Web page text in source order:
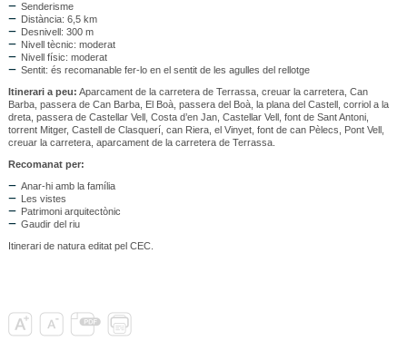
Senderisme
Distància: 6,5 km
Desnivell: 300 m
Nivell tècnic: moderat
Nivell físic: moderat
Sentit: és recomanable fer-lo en el sentit de les agulles del rellotge
Itinerari a peu: Aparcament de la carretera de Terrassa, creuar la carretera, Can
Barba, passera de Can Barba, El Boà, passera del Boà, la plana del Castell, corriol a la
dreta, passera de Castellar Vell, Costa d’en Jan, Castellar Vell, font de Sant Antoni,
torrent Mitger, Castell de Clasquerí, can Riera, el Vinyet, font de can Pèlecs, Pont Vell,
creuar la carretera, aparcament de la carretera de Terrassa.
Recomanat per:
Anar-hi amb la família
Les vistes
Patrimoni arquitectònic
Gaudir del riu
Itinerari de natura editat pel CEC.